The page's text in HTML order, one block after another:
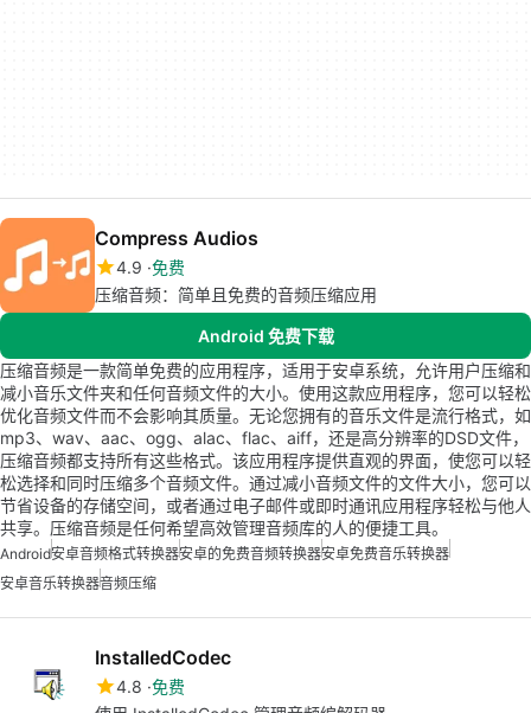
Compress Audios
4.9 免费
压缩音频：简单且免费的音频压缩应用
Android 免费下载
压缩音频是一款简单免费的应用程序，适用于安卓系统，允许用户压缩和
减小音乐文件夹和任何音频文件的大小。使用这款应用程序，您可以轻松
优化音频文件而不会影响其质量。无论您拥有的音乐文件是流行格式，如
mp3、wav、aac、ogg、alac、flac、aiff，还是高分辨率的DSD文件，
压缩音频都支持所有这些格式。该应用程序提供直观的界面，使您可以轻
松选择和同时压缩多个音频文件。通过减小音频文件的文件大小，您可以
节省设备的存储空间，或者通过电子邮件或即时通讯应用程序轻松与他人
共享。压缩音频是任何希望高效管理音频库的人的便捷工具。
Android安卓音频格式转换器安卓的免费音频转换器安卓免费音乐转换器
安卓音乐转换器音频压缩
InstalledCodec
4.8 免费